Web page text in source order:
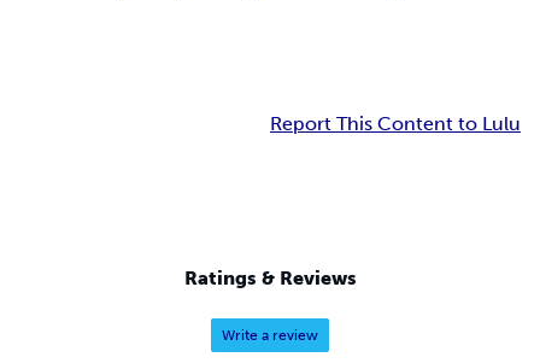
Report This Content to Lulu
Ratings & Reviews
Write a review